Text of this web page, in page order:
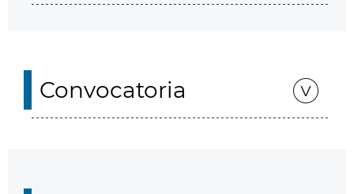
Convocatoria